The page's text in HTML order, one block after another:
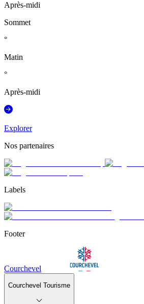
Après-midi
Sommet
°
Matin
°
Après-midi
Explorer
Nos partenaires
Labels
Footer
Courchevel
Courchevel Tourisme